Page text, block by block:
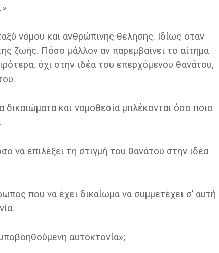
νόμου και ανθρώπινης θέλησης. Ιδίως όταν
ζωής. Πόσο μάλλον αν παρεμβαίνει το αίτημα
όχι στην ιδέα του επερχόμενου θανάτου,
και νομοθεσία μπλέκονται όσο ποιο
να επιλέξει τη στιγμή του θανάτου στην ιδέα
που να έχει δικαίωμα να συμμετέχει σ’ αυτή
αυτοκτονία»;